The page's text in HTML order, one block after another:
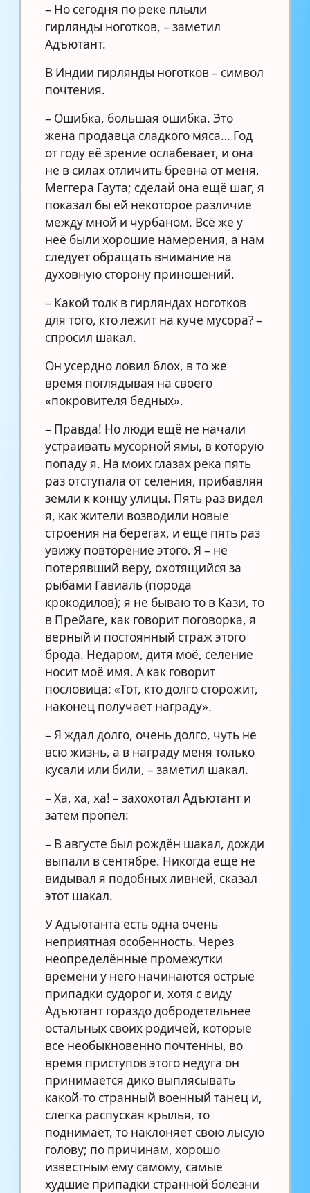
– Но сегодня по реке плыли
гирлянды ноготков, – заметил
Адъютант.
В Индии гирлянды ноготков – символ
почтения.
– Ошибка, большая ошибка. Это
жена продавца сладкого мяса… Год
от году её зрение ослабевает, и она
не в силах отличить бревна от меня,
Меггера Гаута; сделай она ещё шаг, я
показал бы ей некоторое различие
между мной и чурбаном. Всё же у
неё были хорошие намерения, а нам
следует обращать внимание на
духовную сторону приношений.
– Какой толк в гирляндах ноготков
для того, кто лежит на куче мусора? –
спросил шакал.
Он усердно ловил блох, в то же
время поглядывая на своего
«покровителя бедных».
– Правда! Но люди ещё не начали
устраивать мусорной ямы, в которую
попаду я. На моих глазах река пять
раз отступала от селения, прибавляя
земли к концу улицы. Пять раз видел
я, как жители возводили новые
строения на берегах, и ещё пять раз
увижу повторение этого. Я – не
потерявший веру, охотящийся за
рыбами Гавиаль (порода
крокодилов); я не бываю то в Кази, то
в Прейаге, как говорит поговорка, я
верный и постоянный страж этого
брода. Недаром, дитя моё, селение
носит моё имя. А как говорит
пословица: «Тот, кто долго сторожит,
наконец получает награду».
– Я ждал долго, очень долго, чуть не
всю жизнь, а в награду меня только
кусали или били, – заметил шакал.
– Ха, ха, ха! – захохотал Адъютант и
затем пропел:
– В августе был рождён шакал, дожди
выпали в сентябре. Никогда ещё не
видывал я подобных ливней, сказал
этот шакал.
У Адъютанта есть одна очень
неприятная особенность. Через
неопределённые промежутки
времени у него начинаются острые
припадки судорог и, хотя с виду
Адъютант гораздо добродетельнее
остальных своих родичей, которые
все необыкновенно почтенны, во
время приступов этого недуга он
принимается дико выплясывать
какой-то странный военный танец и,
слегка распуская крылья, то
поднимает, то наклоняет свою лысую
голову; по причинам, хорошо
известным ему самому, самые
худшие припадки странной болезни